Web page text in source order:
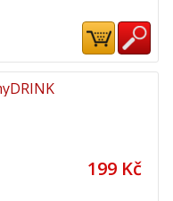
199 Kč